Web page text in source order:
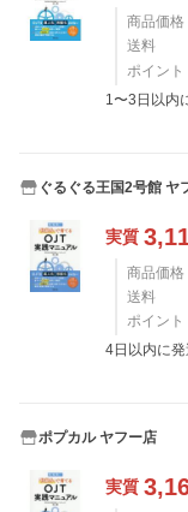
商品価格
送料
ポイント
1〜3日以内
ぐるぐる王国2号館 ヤ
実質
商品価格
送料
ポイント
4日以内に発
ポプカル ヤフー店
実質